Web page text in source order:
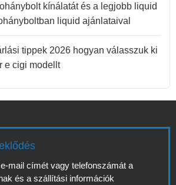
kínálatát és a legjobb liquid
liquid ajánlataival
tippek 2026 hogyan válasszuk ki
e cigi modellt
mail címét vagy telefonszámát a
és a szállítási információk